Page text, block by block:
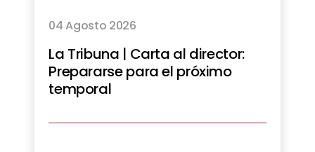
04 Agosto 2026
La Tribuna | Carta al director:
Prepararse para el próximo
temporal